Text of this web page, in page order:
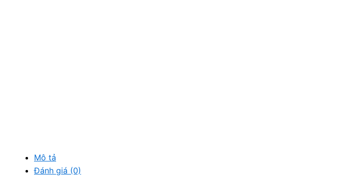
Mô tả
Đánh giá (0)